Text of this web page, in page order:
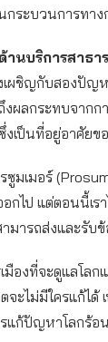
ระบวนการทาง
านบริการสาธ
ผชิญกับสองปัญห
ผลกระทบจากก
เป็นที่อยู่อาศัยข
ซูมเมอร์
กไป แต่ตอนนี้เร
มารถส่งและรับ
มืองที่จะดูแลโล
ไม่มีใครแก้ได้
ก้ปัญหาโลกร้อ